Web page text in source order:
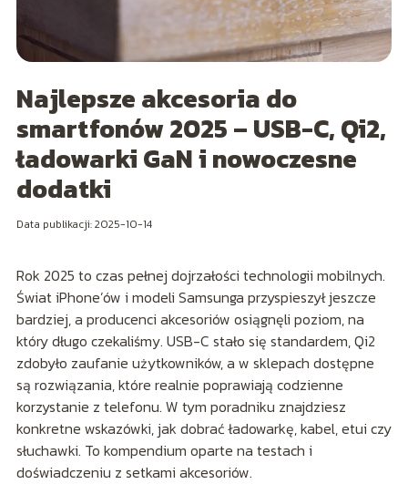
Najlepsze akcesoria do
smartfonów 2025 – USB-C, Qi2,
ładowarki GaN i nowoczesne
dodatki
Data publikacji: 2025-10-14
Rok 2025 to czas pełnej dojrzałości technologii mobilnych.
Świat iPhone’ów i modeli Samsunga przyspieszył jeszcze
bardziej, a producenci akcesoriów osiągnęli poziom, na
który długo czekaliśmy. USB-C stało się standardem, Qi2
zdobyło zaufanie użytkowników, a w sklepach dostępne
są rozwiązania, które realnie poprawiają codzienne
korzystanie z telefonu. W tym poradniku znajdziesz
konkretne wskazówki, jak dobrać ładowarkę, kabel, etui czy
słuchawki. To kompendium oparte na testach i
doświadczeniu z setkami akcesoriów.